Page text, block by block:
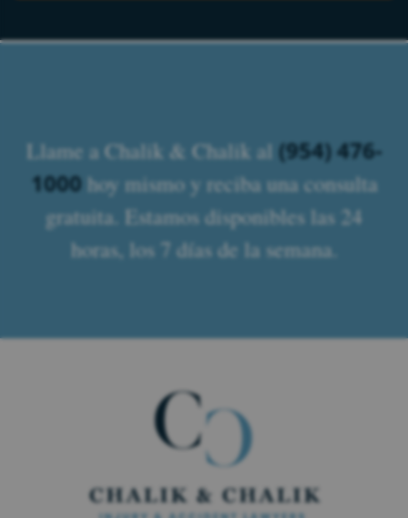
Llame a Chalik & Chalik al (954) 476-
1000hoy mismo y reciba una consulta
gratuita. Estamos disponibles las 24
horas, los 7 días de la semana.